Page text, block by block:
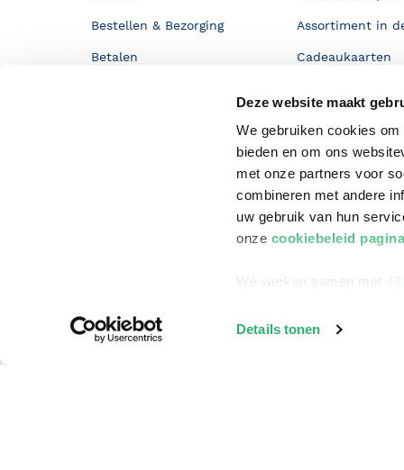
Deze website maakt
We gebruiken cookies
bieden en om ons
met onze partners voor
combineren met andere
uw gebruik van hun
onze cookiebeleid pagina
We werken samen met
Details tonen
Bestellen & Bezorging
Betalen
Zakelijk boeken bestellen
Assortiment in
Cadeaukaarten
ING